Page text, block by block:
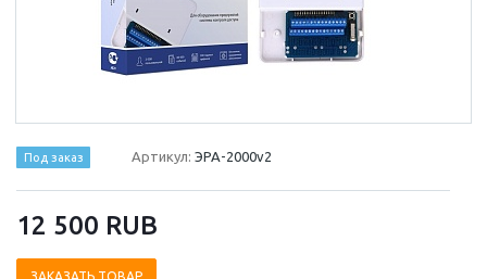
Под заказ Артикул:ЭРА-2000v2
12 500 RUB